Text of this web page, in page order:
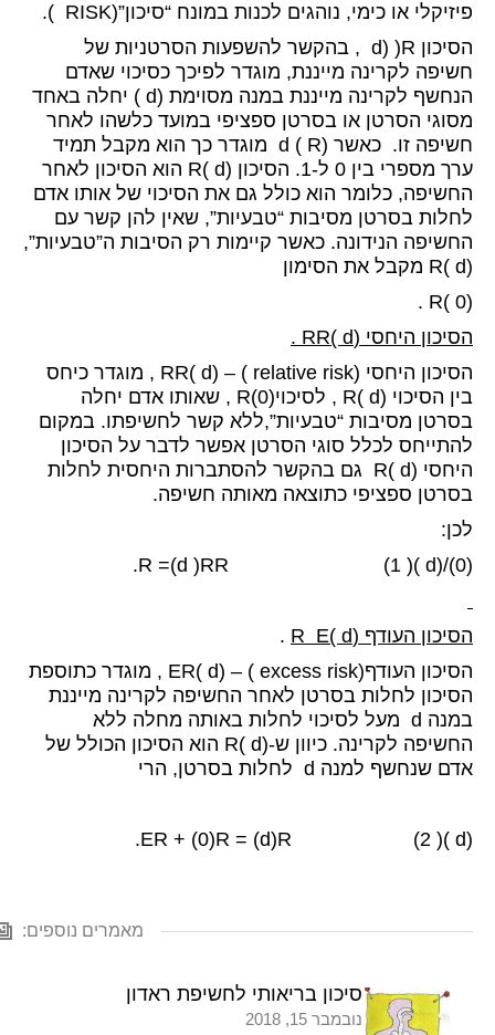
פיזיקלי או כימי, נוהגים לכנות במונח “סיכון”(RISK ).
הסיכון d) )R , בהקשר להשפעות הסרטניות של
חשיפה לקרינה מייננת, מוגדר לפיכך כסיכוי שאדם
הנחשף לקרינה מייננת במנה מסוימת (d ) יחלה באחד
מסוגי הסרטן או בסרטן ספציפי במועד כלשהו לאחר
חשיפה זו. כאשר (d ( R מוגדר כך הוא מקבל תמיד
ערך מספרי בין 0 ל-1. הסיכון (d )R הוא הסיכון לאחר
החשיפה, כלומר הוא כולל גם את הסיכוי של אותו אדם
לחלות בסרטן מסיבות “טבעיות”, שאין להן קשר עם
החשיפה הנידונה. כאשר קיימות רק הסיבות ה”טבעיות”,
(d )R מקבל את הסימון
(0 )R .
הסיכון היחסי (d )
RR .
הסיכון היחסי (relative risk ) – (d )RR , מוגדר כיחס
בין הסיכוי (d )R , לסיכוי(0)R , שאותו אדם יחלה
בסרטן מסיבות “טבעיות”,ללא קשר לחשיפתו. במקום
להתייחס לכלל סוגי הסרטן אפשר לדבר על הסיכון
היחסי (d )R גם בהקשר להסתברות היחסית לחלות
בסרטן ספציפי כתוצאה מאותה חשיפה.
לכן:
(0)/(d )R =(d )RR (1 ).
הסיכון העודף (d )
R E
.
הסיכון העודף(excess risk ) – (d )ER , מוגדר כתוספת
הסיכון לחלות בסרטן לאחר החשיפה לקרינה מייננת
במנה d מעל לסיכוי לחלות באותה מחלה ללא
החשיפה לקרינה. כיוון ש-(d )R הוא הסיכון הכולל של
אדם שנחשף למנה d לחלות בסרטן, הרי
(d )ER + (0)R = (d)R (2 ).
מאמרים נוספים:
סיכון בריאותי לחשיפת ראדון
נובמבר 15, 2018